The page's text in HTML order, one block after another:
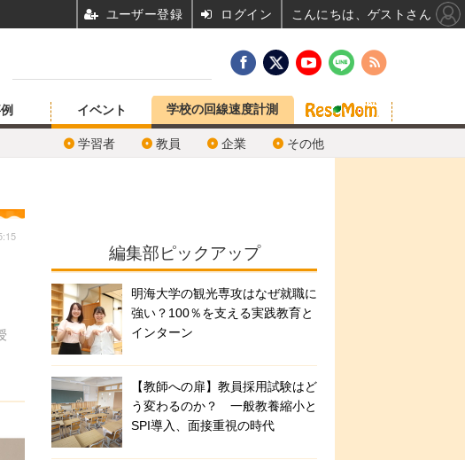
イベント
学習者 教員 企業 その他
学校の回線速度計測
編集部ピックアップ
明海大学の観光専攻はなぜ就職に
強い？100％を支える実践教育と
インターン
【教師への扉】教員採用試験はど
う変わるのか？ 一般教養縮小と
SPI導入、面接重視の時代
ユーザー登録 ログイン こんにちは、ゲストさん